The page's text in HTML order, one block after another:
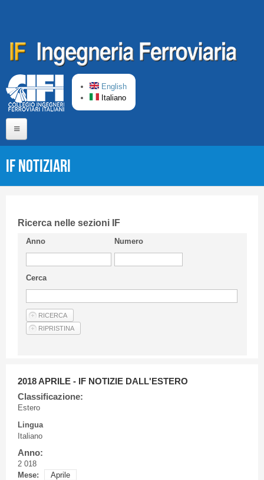
English
Italiano
CIFI in breve
Linee Guida
Privacy Policy
Articoli
IF Notiziari
Ricerca nelle sezioni IF
Anno Numero
Cerca
2018 APRILE - IF NOTIZIE DALL'ESTERO
Classificazione:
Estero
Lingua
Italiano
Anno:
2 018
Mese:
Aprile